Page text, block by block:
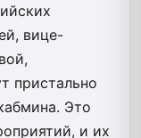
вице-
пристально
Это
и их